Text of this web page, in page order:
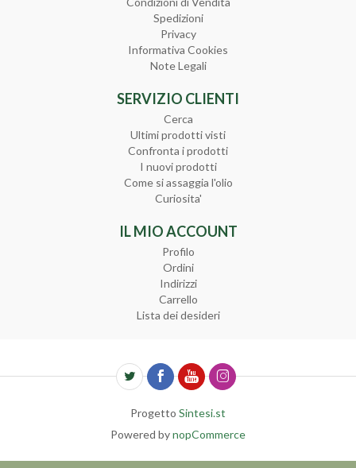
Spedizioni
Privacy
Informativa Cookies
Note Legali
SERVIZIO CLIENTI
Cerca
Ultimi prodotti visti
Confronta i prodotti
I nuovi prodotti
Come si assaggia l'olio
Curiosita'
IL MIO ACCOUNT
Profilo
Ordini
Indirizzi
Carrello
Lista dei desideri
Progetto Sintesi.st
Powered bynopCommerce